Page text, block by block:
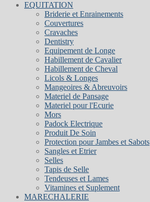
EQUITATION
Briderie et Enrainements
Couvertures
Cravaches
Dentistry
Equipement de Longe
Habillement de Cavalier
Habillement de Cheval
Licols & Longes
Mangeoires & Abreuvoirs
Materiel de Pansage
Materiel pour l'Ecurie
Mors
Padock Electrique
Produit De Soin
Protection pour Jambes et Sabots
Sangles et Etrier
Selles
Tapis de Selle
Tendeuses et Lames
Vitamines et Suplement
MARECHALERIE